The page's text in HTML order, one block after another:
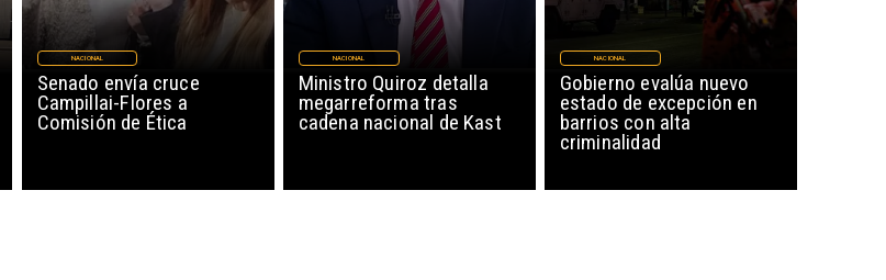
Senado envía cruce
Campillai-Flores a
Comisión de Ética
NACIONAL
Ministro Quiroz detalla
megarreforma tras
cadena nacional de Kast
NACIONAL
Gobierno evalúa nuevo
estado de excepción en
barrios con alta
criminalidad
NACIONAL